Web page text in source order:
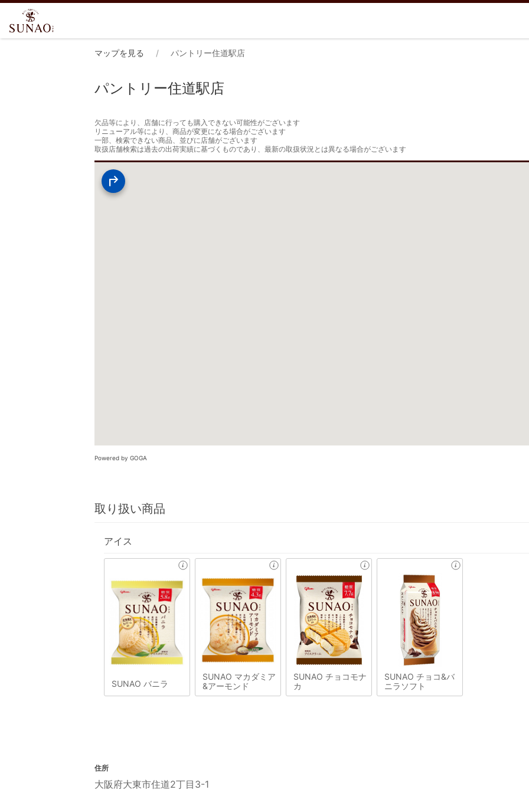
マップを見る パントリー住道駅店
パントリー住道駅店
欠品等により、店舗に行っても購入できない可能性がございます
リニューアル等により、商品が変更になる場合がございます
一部、検索できない商品、並びに店舗がございます
取扱店舗検索は過去の出荷実績に基づくものであり、最新の取扱状況とは異なる場合がございます
Powered by GOGA
取り扱い商品
アイス
SUNAO バニラ
SUNAO マカダミア
&アーモンド
SUNAO チョコモナ
カ
SUNAO チョコ&バ
ニラソフト
住所
大阪府大東市住道2丁目3-1